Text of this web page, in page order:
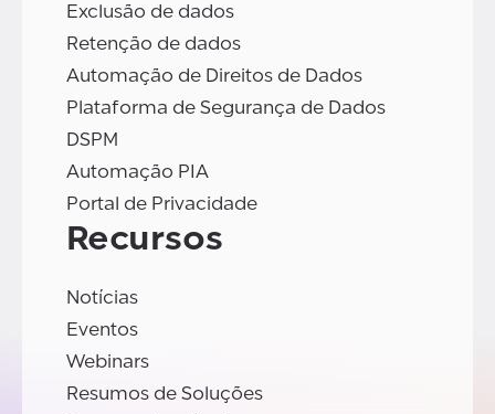
Exclusão de dados
Retenção de dados
Automação de Direitos de Dados
Plataforma de Segurança de Dados
DSPM
Automação PIA
Portal de Privacidade
Recursos
Notícias
Eventos
Webinars
Resumos de Soluções